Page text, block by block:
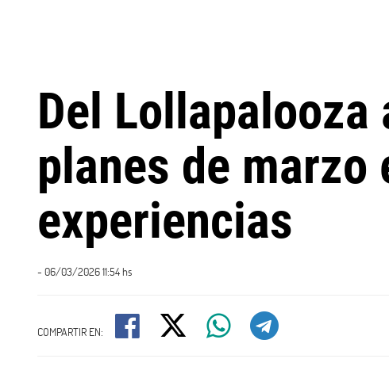
Del
planes de
experiencias
- 06/03/2026 11:54 hs
COMPARTIR EN: